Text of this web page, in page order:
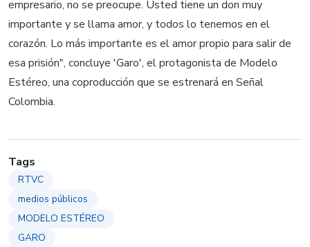
empresario, no se preocupe. Usted tiene un don muy
importante y se llama amor, y todos lo tenemos en el
corazón. Lo más importante es el amor propio para salir de
esa prisión", concluye 'Garo', el protagonista de Modelo
Estéreo, una coproducción que se estrenará en Señal
Colombia.
Tags
RTVC
medios públicos
MODELO ESTÉREO
GARO